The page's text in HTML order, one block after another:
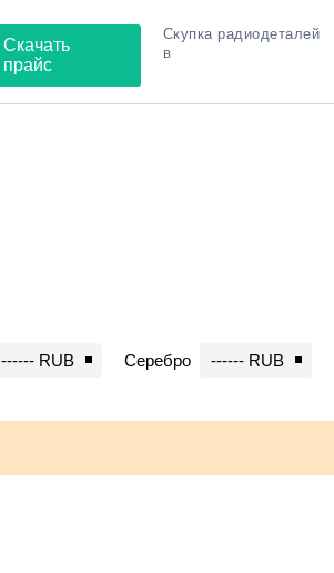
Скачать
прайс
Скупка радиодеталей
в
------ RUB Серебро ------ RUB